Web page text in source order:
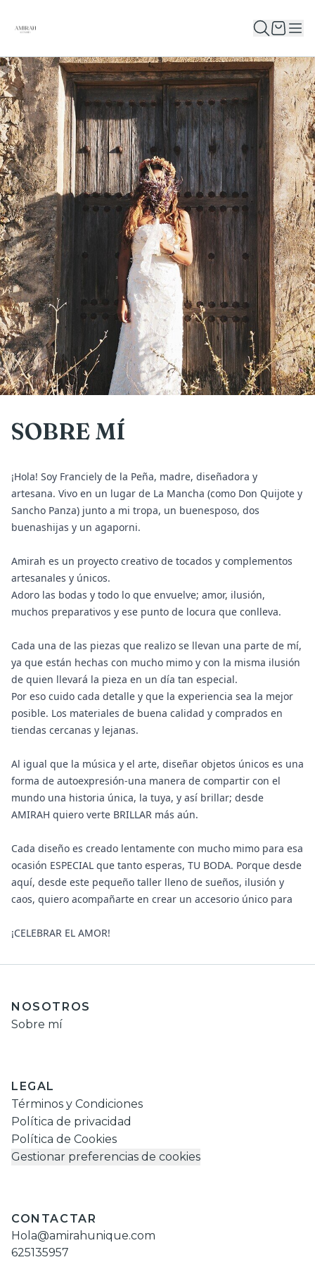
SOBRE MÍ
¡Hola! Soy Franciely de la Peña, madre, diseñadora y
artesana. Vivo en un lugar de La Mancha (como Don Quijote y
Sancho Panza) junto a mi tropa, un buenesposo, dos
buenashijas y un agaporni.
Amirah es un proyecto creativo de tocados y complementos
artesanales y únicos.
Adoro las bodas y todo lo que envuelve; amor, ilusión,
muchos preparativos y ese punto de locura que conlleva.
Cada una de las piezas que realizo se llevan una parte de mí,
ya que están hechas con mucho mimo y con la misma ilusión
de quien llevará la pieza en un día tan especial.
Por eso cuido cada detalle y que la experiencia sea la mejor
posible. Los materiales de buena calidad y comprados en
tiendas cercanas y lejanas.
Al igual que la música y el arte, diseñar objetos únicos es una
forma de autoexpresión-una manera de compartir con el
mundo una historia única, la tuya, y así brillar; desde
AMIRAH quiero verte BRILLAR más aún.
Cada diseño es creado lentamente con mucho mimo para esa
ocasión ESPECIAL que tanto esperas, TU BODA. Porque desde
aquí, desde este pequeño taller lleno de sueños, ilusión y
caos, quiero acompañarte en crear un accesorio único para
¡CELEBRAR EL AMOR!
NOSOTROS
Sobre mí
LEGAL
Términos y Condiciones
Política de privacidad
Política de Cookies
Gestionar preferencias de cookies
CONTACTAR
Hola@amirahunique.com
625135957